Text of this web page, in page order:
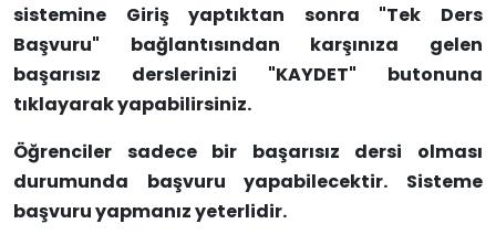
sistemine Giriş yaptıktan sonra "Tek Ders
Başvuru" bağlantısından karşınıza gelen
başarısız derslerinizi "KAYDET" butonuna
tıklayarak yapabilirsiniz.
Öğrenciler sadece bir başarısız dersi olması
durumunda başvuru yapabilecektir. Sisteme
başvuru yapmanız yeterlidir.